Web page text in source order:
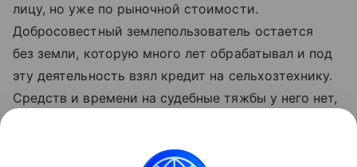
лицу, но уже по рыночной стоимости.
Добросовестный землепользователь остается
без земли, которую много лет обрабатывал и под
эту деятельность взял кредит на сельхозтехнику.
Средств и времени на судебные тяжбы у него нет,